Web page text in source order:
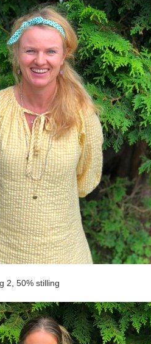
2, 50% stilling